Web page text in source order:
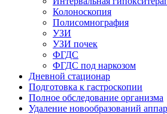
Колоноскопия
Полисомнография
УЗИ
УЗИ почек
ФГДС
ФГДС под наркозом
Дневной стационар
Подготовка к гастроскопии
Полное обследование организма
Удаление новообразований